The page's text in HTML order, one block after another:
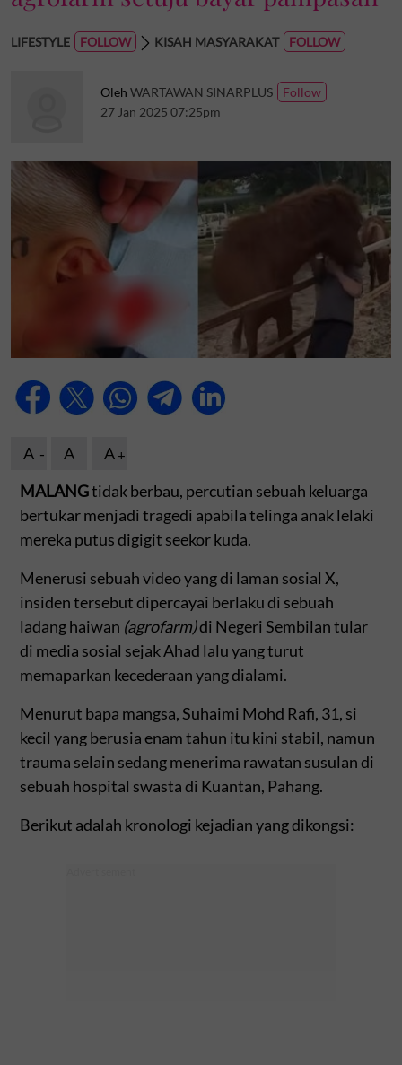
LIFESTYLE KISAH MASYARAKAT
Oleh WARTAWAN SINARPLUS
27 Jan 2025 07:25pm
A A
A
MALANGtidak berbau, percutian sebuah keluarga
bertukar menjadi tragedi apabila telinga anak lelaki
mereka putus digigit seekor kuda.
Menerusi sebuah video yang di laman sosial X,
insiden tersebut dipercayai berlaku di sebuah
ladang haiwan (agrofarm)di Negeri Sembilan tular
di media sosial sejak Ahad lalu yang turut
memaparkan kecederaan yang dialami.
Menurut bapa mangsa, Suhaimi Mohd Rafi, 31, si
kecil yang berusia enam tahun itu kini stabil, namun
trauma selain sedang menerima rawatan susulan di
sebuah hospital swasta di Kuantan, Pahang.
Berikut adalah kronologi kejadian yang dikongsi: